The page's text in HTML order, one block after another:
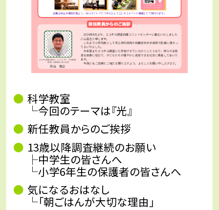
科学教室
└今回のテーマは『光』
新任教員からのご挨拶
13歳以降調査継続のお願い
├中学生の皆さんへ
└小学6年生の保護者の皆さんへ
気になるおはなし
└「朝ごはんが大切な理由」